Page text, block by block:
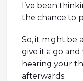
I’ve been
the chance to
So, it might be
give it a go
hearing your
afterwards.